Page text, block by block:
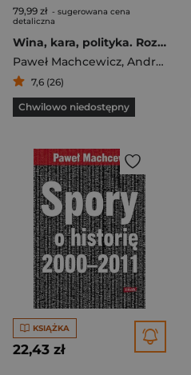
79,99 zł - sugerowana cena
detaliczna
Wina, kara, polityka. Rozliczenia ze zbrodniami II Wojny Światowej
Paweł Machcewicz, Andrzej Paczkowski
7,6 (26)
Chwilowo niedostępny
KSIĄŻKA
22,43 zł